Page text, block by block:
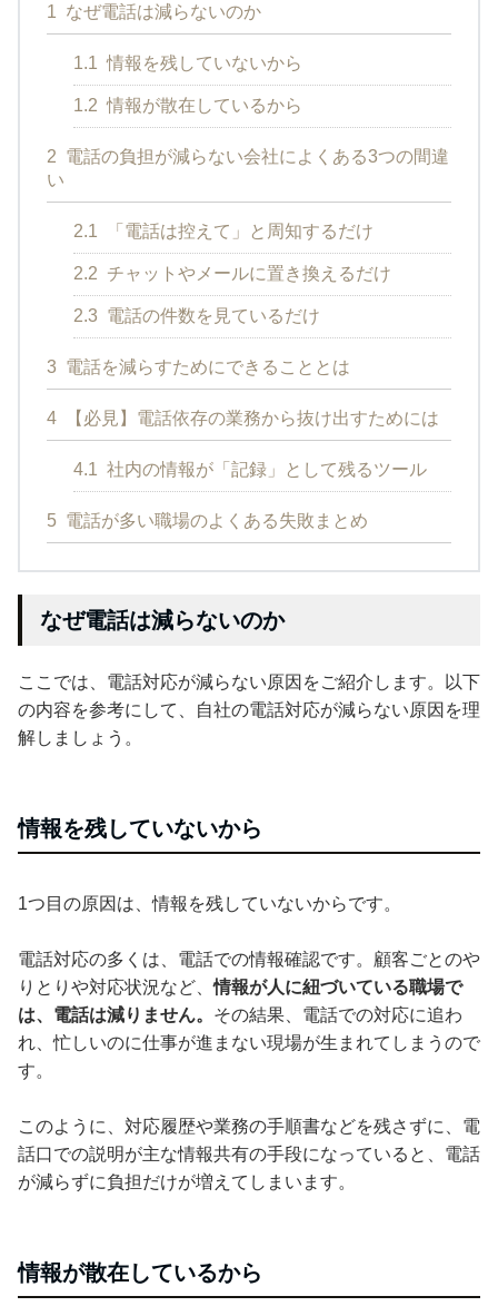
1 なぜ電話は減らないのか
1.1 情報を残していないから
1.2 情報が散在しているから
2 電話の負担が減らない会社によくある3つの間違
い
2.1 「電話は控えて」と周知するだけ
2.2 チャットやメールに置き換えるだけ
2.3 電話の件数を見ているだけ
3 電話を減らすためにできることとは
4 【必見】電話依存の業務から抜け出すためには
4.1 社内の情報が「記録」として残るツール
5 電話が多い職場のよくある失敗まとめ
なぜ電話は減らないのか
ここでは、電話対応が減らない原因をご紹介します。以下
の内容を参考にして、自社の電話対応が減らない原因を理
解しましょう。
情報を残していないから
1つ目の原因は、情報を残していないからです。
電話対応の多くは、電話での情報確認です。顧客ごとのや
りとりや対応状況など、情報が人に紐づいている職場で
は、電話は減りません。 その結果、電話での対応に追わ
れ、忙しいのに仕事が進まない現場が生まれてしまうので
す。
このように、対応履歴や業務の手順書などを残さずに、電
話口での説明が主な情報共有の手段になっていると、電話
が減らずに負担だけが増えてしまいます。
情報が散在しているから